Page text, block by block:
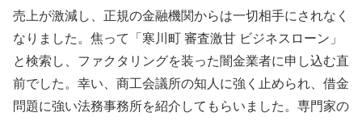
売上が激減し、正規の金融機関からは一切相手にされなく
なりました。焦って「寒川町 審査激甘 ビジネスローン」
と検索し、ファクタリングを装った闇金業者に申し込む直
前でした。幸い、商工会議所の知人に強く止められ、借金
問題に強い法務事務所を紹介してもらいました。専門家の